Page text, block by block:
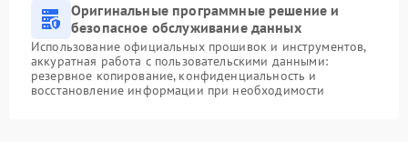
Оригинальные программные решение и
безопасное обслуживание данных
Использование официальных прошивок и инструментов,
аккуратная работа с пользовательскими данными:
резервное копирование, конфиденциальность и
восстановление информации при необходимости